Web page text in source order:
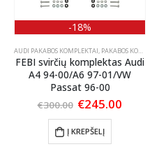
-18%
AUDI PAKABOS KOMPLEKTAI, PAKABOS KOMPLEKTAI
FEBI svirčių komplektas Audi
A4 94-00/A6 97-01/VW
Passat 96-00
€300.00 Original
price
was:
€300.00.
€245.00
Į KREPŠELĮ